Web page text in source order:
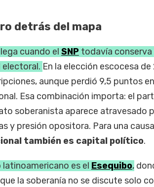
detrás del mapa
cuando el SNPtodavía conserva
En la elección escocesa
aunque perdió 9,5 puntos
Esa combinación importa: el
soberanista aparece atravesado
y presión opositora. Para una
también es capital político.
latinoamericano es el Esequibo,
la soberanía no se discute solo